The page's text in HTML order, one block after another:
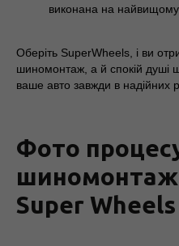
виконана на найвищому
Оберіть SuperWheels, і ви
шиномонтаж, а й спокій душі
ваше авто завжди в надійних
Фото
Super Wheels